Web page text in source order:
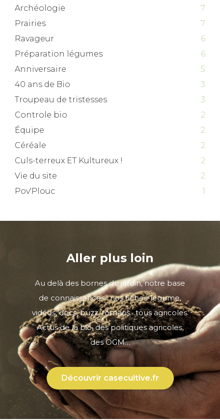
Archéologie
7
Prairies
7
Ravageur
6
Préparation légumes
6
Anniversaire
5
40 ans de Bio
3
Troupeau de tristesses
3
Controle bio
2
Équipe
2
Céréale
2
Culs-terreux ET Kultureux !
2
Vie du site
2
Pov'Plouc
1
Aller plus loin
Au delà des bornes du jardin, notre base
de connaissances : nos fiches-légume,
vidéos, docs, buzz, romans…tous agricoles.
Actus de la bio, des politiques agricoles,
des OGM…
Découvrir casecultive.fr